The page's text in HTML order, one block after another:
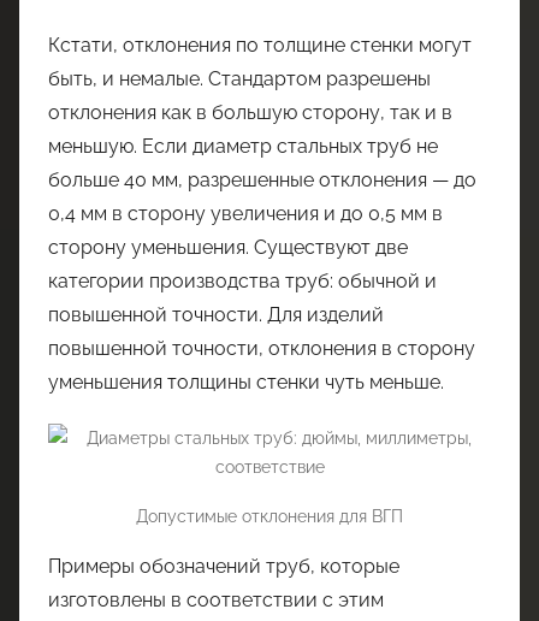
Кстати, отклонения по толщине стенки могут
быть, и немалые. Стандартом разрешены
отклонения как в большую сторону, так и в
меньшую. Если диаметр стальных труб не
больше 40 мм, разрешенные отклонения — до
0,4 мм в сторону увеличения и до 0,5 мм в
сторону уменьшения. Существуют две
категории производства труб: обычной и
повышенной точности. Для изделий
повышенной точности, отклонения в сторону
уменьшения толщины стенки чуть меньше.
Допустимые отклонения для ВГП
Примеры обозначений труб, которые
изготовлены в соответствии с этим